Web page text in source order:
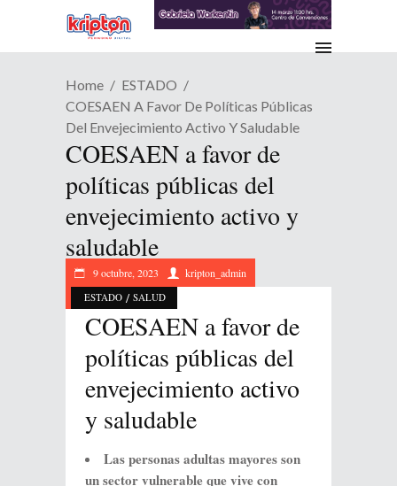
Home
ESTADO
COESAEN A Favor De Políticas Públicas
Del Envejecimiento Activo Y Saludable
COESAEN a favor de
políticas públicas del
envejecimiento activo y
saludable
ESTADO / SALUD
9 octubre, 2023 kripton_admin
COESAEN a favor de
políticas públicas del
envejecimiento activo
y saludable
Las personas adultas mayores son
un sector vulnerable que vive con